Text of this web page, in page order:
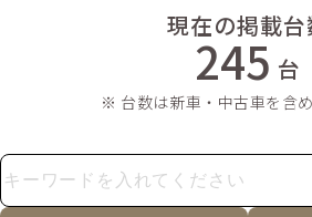
現在の掲載台
245 台
※ 台数は新車・中古車を含